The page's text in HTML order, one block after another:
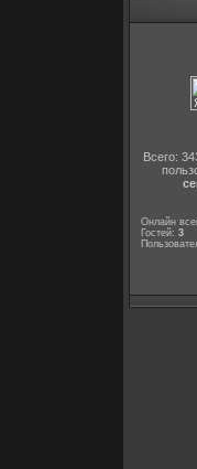
Всего:
Онлайн
Гостей: 3